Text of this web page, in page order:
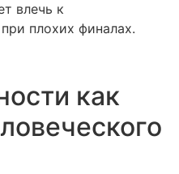
влечь к
плохих финалах.
как